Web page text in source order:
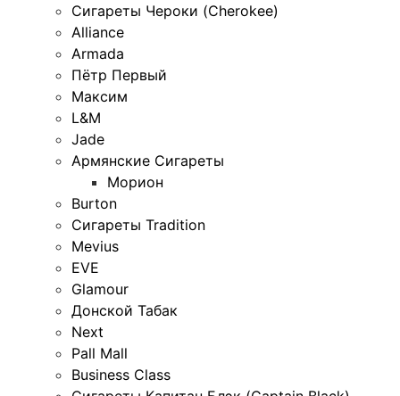
Сигареты Чероки (Cherokee)
Alliance
Armada
Пётр Первый
Максим
L&M
Jade
Армянские Сигареты
Морион
Burton
Сигареты Tradition
Mevius
EVE
Glamour
Донской Табак
Next
Pall Mall
Business Class